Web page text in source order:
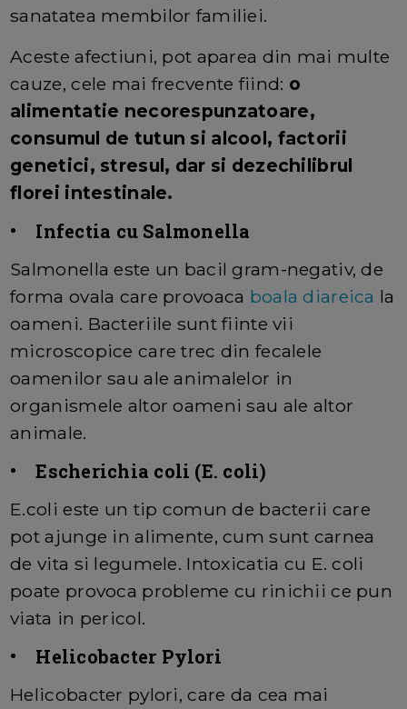
sanatatea membilor familiei.
Aceste afectiuni, pot aparea din mai multe
cauze, cele mai frecvente fiind: o
alimentatie necorespunzatoare,
consumul de tutun si alcool, factorii
genetici, stresul, dar si dezechilibrul
florei intestinale.
• Infectia cu Salmonella
Salmonella este un bacil gram-negativ, de
forma ovala care provoaca boala diareica la
oameni. Bacteriile sunt fiinte vii
microscopice care trec din fecalele
oamenilor sau ale animalelor in
organismele altor oameni sau ale altor
animale.
• Escherichia coli (E. coli)
E.coli este un tip comun de bacterii care
pot ajunge in alimente, cum sunt carnea
de vita si legumele. Intoxicatia cu E. coli
poate provoca probleme cu rinichii ce pun
viata in pericol.
• Helicobacter Pylori
Helicobacter pylori, care da cea mai